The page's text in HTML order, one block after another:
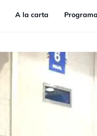
A la carta